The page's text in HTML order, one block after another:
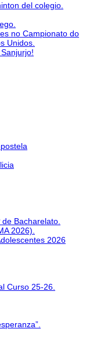
del colegio.
no Campionato do
Unidos.
Bacharelato.
2026).
2026
Curso 25-26.